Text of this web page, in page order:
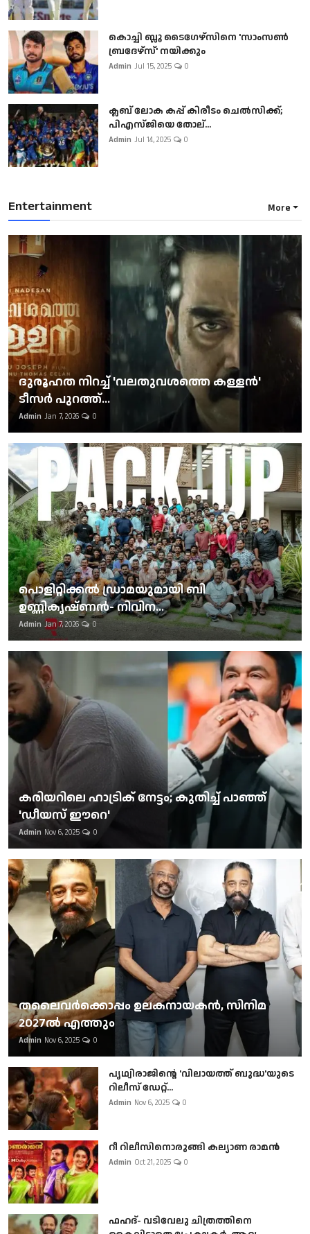
കൊച്ചി ബ്ലൂ ടൈഗേഴ്സിനെ 'സാംസൺ
ബ്രദേഴ്സ്' നയിക്കും
Admin Jul 15, 2025 0
ക്ലബ് ലോക കപ്പ് കിരീടം ചെല്‍സിക്ക്;
പിഎസ്ജിയെ തോല്...
Admin Jul 14, 2025 0
Entertainment More
ദുരൂഹത നിറച്ച് 'വലതുവശത്തെ കള്ളന്‍'
ടീസര്‍ പുറത്ത്...
Admin Jan 7, 2026 0
പൊളിറ്റിക്കല്‍ ഡ്രാമയുമായി ബി
ഉണ്ണികൃഷ്ണന്‍- നിവിന...
Admin Jan 7, 2026 0
കരിയറിലെ ഹാട്രിക് നേട്ടം; കുതിച്ച് പാഞ്ഞ്
'ഡീയസ് ഈറെ'
Admin Nov 6, 2025 0
തലൈവര്‍ക്കൊപ്പം ഉലകനായകന്‍, സിനിമ
2027ല്‍ എത്തും
Admin Nov 6, 2025 0
പൃഥ്വിരാജിന്റെ 'വിലായത്ത് ബുദ്ധ'യുടെ
റിലീസ് ഡേറ്റ്...
Admin Nov 6, 2025 0
റീ റിലീസിനൊരുങ്ങി കല്യാണ രാമൻ
Admin Oct 21, 2025 0
ഫഹദ്- വടിവേലു ചിത്രത്തിനെ